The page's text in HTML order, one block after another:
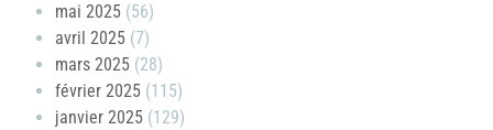
mai 2025 (56)
avril 2025 (7)
mars 2025 (28)
février 2025 (115)
janvier 2025 (129)